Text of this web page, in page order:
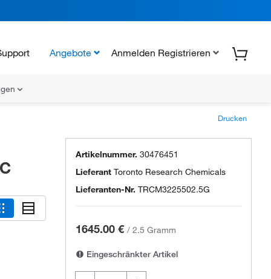
Angebote Anmelden Registrieren
Drucken
Artikelnummer. 30476451
Lieferant Toronto Research Chemicals
Lieferanten-Nr. TRCM3225502.5G
1645.00 € / 2.5 Gramm
Eingeschränkter Artikel